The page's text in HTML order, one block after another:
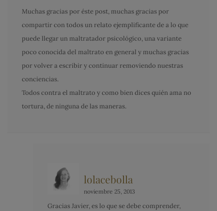
Muchas gracias por éste post, muchas gracias por
compartir con todos un relato ejemplificante de a lo que
puede llegar un maltratador psicológico, una variante
poco conocida del maltrato en general y muchas gracias
por volver a escribir y continuar removiendo nuestras
conciencias.
Todos contra el maltrato y como bien dices quién ama no
tortura, de ninguna de las maneras.
lolacebolla
noviembre 25, 2013
Gracias Javier, es lo que se debe comprender,